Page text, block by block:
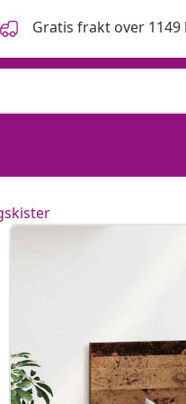
Gratis frakt over 1149